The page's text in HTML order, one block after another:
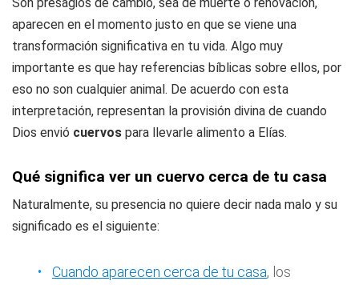
aparecen en el momento justo en que se viene una
transformación significativa en tu vida. Algo muy
importante es que hay referencias bíblicas sobre ellos, por
eso no son cualquier animal. De acuerdo con esta
interpretación, representan la provisión divina de cuando
Dios envió cuervos para llevarle alimento a Elías.
Qué significa ver un cuervo cerca de tu casa
Naturalmente, su presencia no quiere decir nada malo y su
significado es el siguiente:
Cuando aparecen cerca de tu casa, los